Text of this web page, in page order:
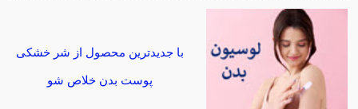
با جدیدترین محصول از شر خشکی
پوست بدن خلاص شو